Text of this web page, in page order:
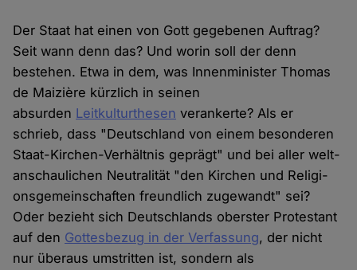
Der Staat hat einen von Gott gegebenen Auftrag?
Seit wann denn das? Und worin soll der denn
bestehen. Etwa in dem, was Innenminister Thomas
de Maizière kürzlich in seinen
absurden Leitkulturthesen verankerte? Als er
schrieb, dass "Deutsch­land von einem be­son­de­ren
Staat-Kir­chen-Ver­hält­nis ge­prägt" und bei aller welt­
an­schau­lichen Neu­tralität "den Kir­chen und Re­li­gi­
ons­ge­mein­schaf­ten freund­lich zu­ge­wandt" sei?
Oder bezieht sich Deutschlands oberster Protestant
auf den Gottesbezug in der Verfassung, der nicht
nur überaus umstritten ist, sondern als